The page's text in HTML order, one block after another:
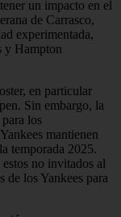
un impacto en el
de Carrasco,
experimentada,
y Hampton
en particular
Sin embargo, la
los
mantienen
temporada 2025.
no invitados al
de los Yankees para